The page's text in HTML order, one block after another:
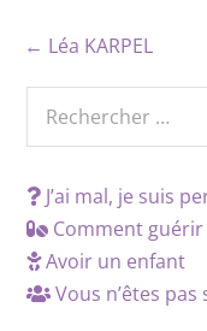
← Léa KARPEL
J’ai mal, je suis
Comment guérir
Avoir un enfant
Vous n’êtes pas